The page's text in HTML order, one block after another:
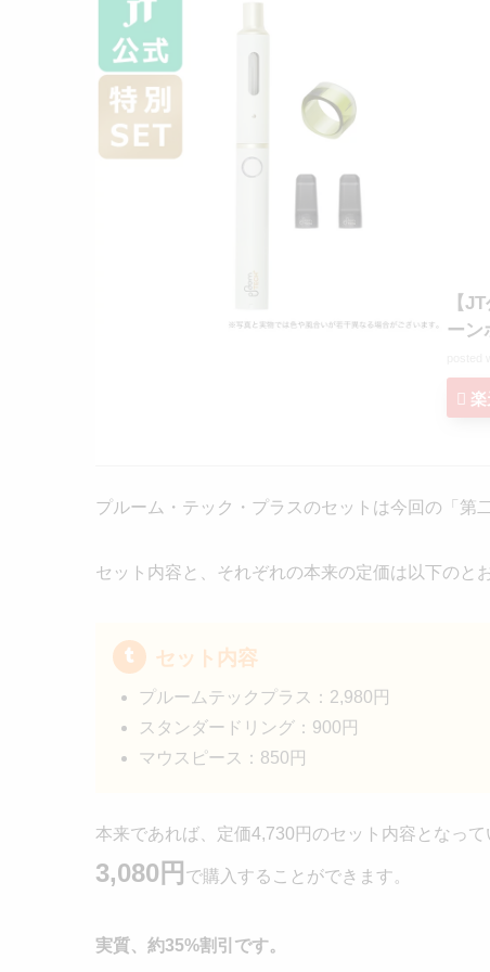
【
ーン
プルーム・テック・プラスのセットは今回の「第
セット内容と、それぞれの本来の定価は以下のとお
セット内容
プルームテックプラス：2,980円
スタンダードリング：900円
マウスピース：850円
本来であれば、定価4,730円のセット内容となっ
3,080円 で購入することができます。
実質、約35%割引です。